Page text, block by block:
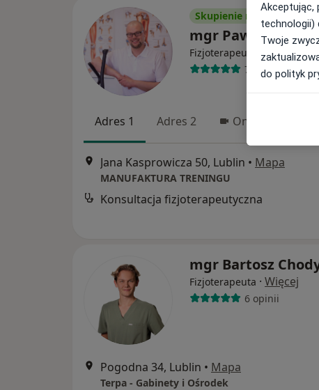
Skupienie na pacjencie
mgr Paweł
Fizjoterapeuta ·Więcej
787 opinii
Adres 1 Adres 2 Online
Jana Kasprowicza 50, Lublin • Mapa
MANUFAKTURA TRENINGU
Konsultacja fizjoterapeutyczna
mgr Bartosz
Fizjoterapeuta · Więcej
6 opinii
Pogodna 34, Lublin • Mapa
Terpa - Gabinety i Ośrodek
Akceptując,
technologii)
Twoje
do polityk